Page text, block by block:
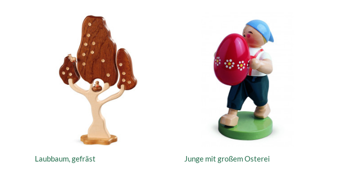
Laubbaum, gefräst Junge mit großem Osterei